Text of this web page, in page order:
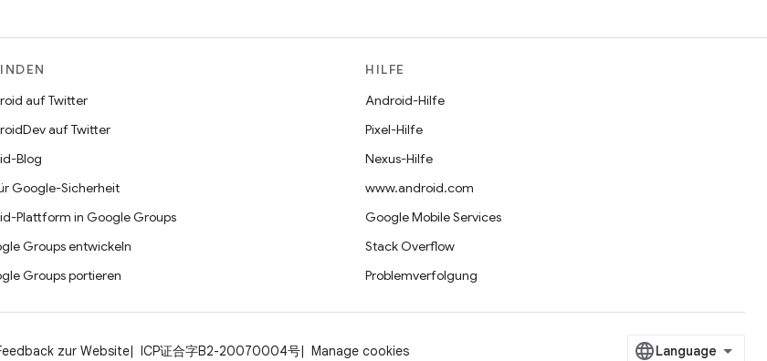
auf Twitter
auf Twitter
Blog
Google-Sicherheit
Plattform in Google Groups
Groups entwickeln
Groups portieren
HILFE
Android-Hilfe
Pixel-Hilfe
Nexus-Hilfe
www.android.com
Google Mobile Services
Stack Overflow
Problemverfolgung
zur Website ICP证合字B2-20070004号 Manage cookies